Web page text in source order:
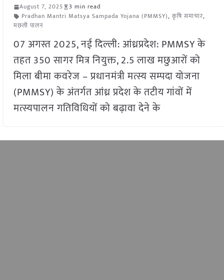
August 7, 2025
3 min read
Pradhan Mantri Matsya Sampada Yojana (PMMSY), कृषि समाचार,
मछली पालन
07 अगस्त 2025, नई दिल्ली: आंध्रप्रदेश: PMMSY के
तहत 350 सागर मित्र नियुक्त, 2.5 लाख मछुआरों को
मिला बीमा कवरेज – प्रधानमंत्री मत्स्य सम्पदा योजना
(PMMSY) के अंतर्गत आंध्र प्रदेश के तटीय गांवों में
मत्स्यपालन गतिविधियों को बढ़ावा देने के